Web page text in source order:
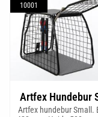
Artfex Hundebur
Artfex hundebur Small.
10001